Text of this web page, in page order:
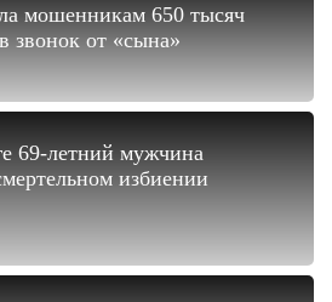
мошенникам 650 тысяч
звонок от «сына»
69-летний мужчина
избиении